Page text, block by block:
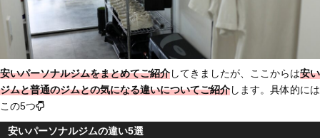
安いパーソナルジムをまとめてご紹介してきましたが、ここからは安い
ジムと普通のジムとの気になる違いについてご紹介します。具体的には
この5つ
安いパーソナルジムの違い5選